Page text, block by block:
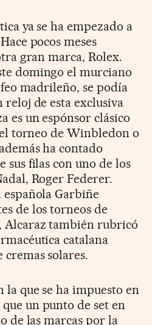
ya se ha empezado a
pocos meses
gran marca, Rolex.
domingo el murciano
madrileño, se podía
reloj de esta exclusiva
es un espónsor clásico
torneo de Winbledon o
ha contado
filas con uno de los
Roger Federer.
Garbiñe
de los torneos de
Alcaraz también rubricó
catalana
solares.
la que se ha impuesto en
un punto de set en
de las marcas por la